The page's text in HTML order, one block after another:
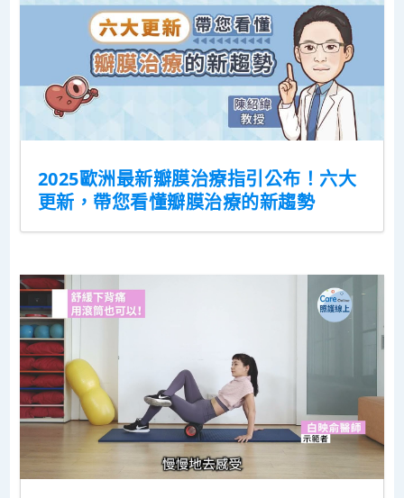
2025歐洲最新瓣膜治療指引公布！六大
更新，帶您看懂瓣膜治療的新趨勢